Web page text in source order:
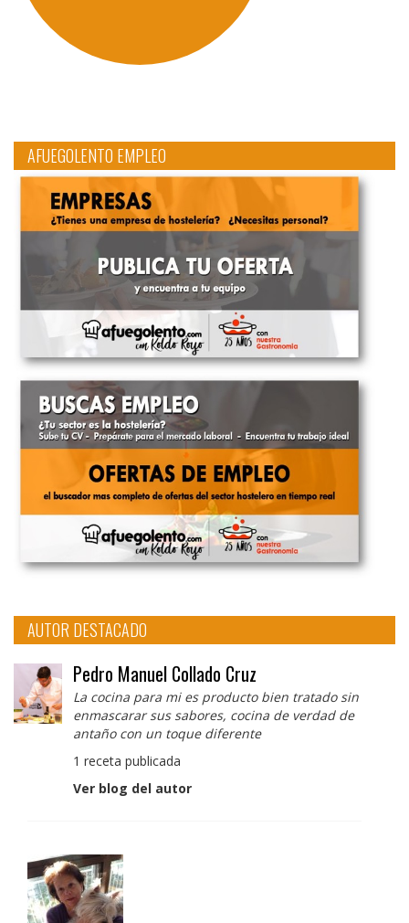
AFUEGOLENTO EMPLEO
AUTOR DESTACADO
Pedro Manuel Collado Cruz
La cocina para mi es producto bien tratado sin
enmascarar sus sabores, cocina de verdad de
antaño con un toque diferente
1 receta publicada
Ver blog del autor